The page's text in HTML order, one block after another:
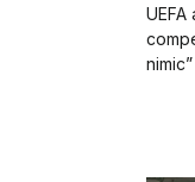
nimic”